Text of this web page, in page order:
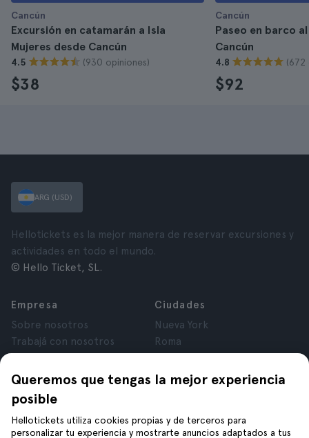
Cancún
Excursión en catamarán a Isla
Mujeres desde Cancún
4.5 (930 opiniones)
$38
Cancún
Paseo en barco
Cancún
4.8 (672
$92
Queremos que tengas la mejor experiencia
posible
Hellotickets utiliza cookies propias y de terceros para
personalizar tu experiencia y mostrarte anuncios adaptados a tus
ARG (USD)
Hellotickets es la mejor manera de reservar excursiones y
actividades en todo el mundo.
© Hello Ticket, SL.
Empresa
Sobre nosotros
Trabajá con nosotros
Opiniones
Privacidad
Términos y Condiciones
Aviso Legal
Ciudades
Nueva York
Roma
Londres
Granada
Tenerife